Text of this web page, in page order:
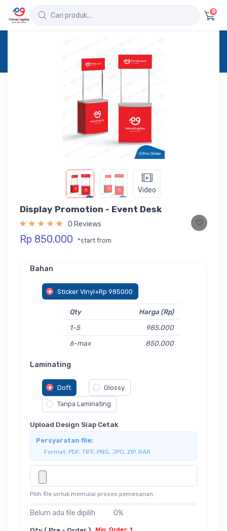
0
Display Promotion - Event Desk
Video
Display Promotion - Event Desk
0 Reviews
Rp 850.000 *start from
Bahan
Sticker Vinyl+Rp 985000
Qty
Harga (Rp)
1-5
985.000
6-max
850.000
Laminating
Doft Glossy
Tanpa Laminating
Upload Design Siap Cetak
Persyaratan file:
Format: PDF, TIFF, PNG, JPG, ZIP, RAR
Pilih file untuk memulai proses pemesanan.
0%
Belum ada file dipilih
Min. Order: 1